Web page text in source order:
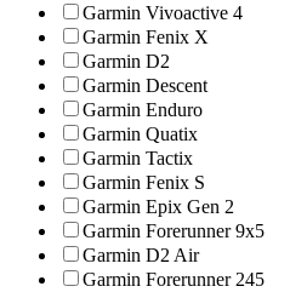
Garmin Vivoactive 4
Garmin Fenix X
Garmin D2
Garmin Descent
Garmin Enduro
Garmin Quatix
Garmin Tactix
Garmin Fenix S
Garmin Epix Gen 2
Garmin Forerunner 9x5
Garmin D2 Air
Garmin Forerunner 245